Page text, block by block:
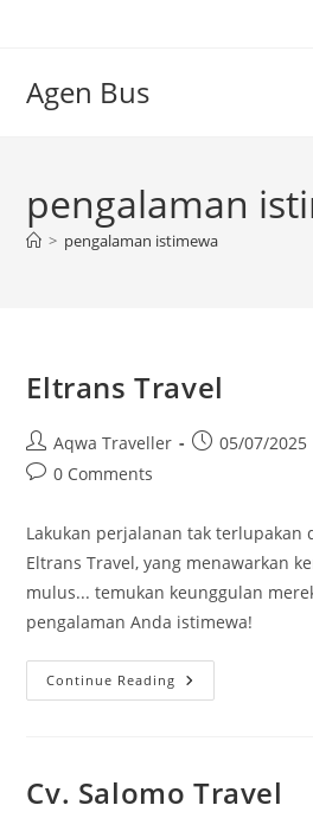
Agen Bus
pengalaman
> pengalaman istimewa
Eltrans Travel
Post
author:
Aqwa Traveller
Post05/07/2025
Post0 Comments
Lakukan perjalanan tak terlupakan
Eltrans Travel, yang menawarkan
mulus... temukan keunggulan
pengalaman Anda istimewa!
Continue Reading Eltrans
Travel
Cv. Salomo Travel